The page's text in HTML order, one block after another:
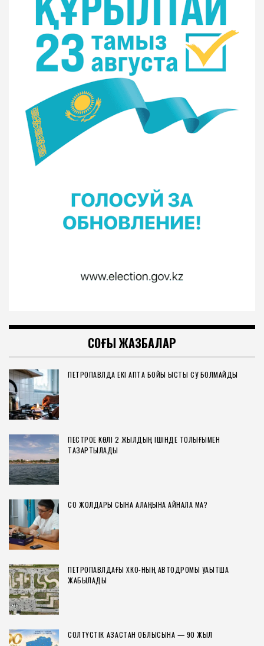
СОҢҒЫ ЖАЗБАЛАР
ПЕТРОПАВЛДА ЕКІ АПТА БОЙЫ ЫСТЫҚ СУ БОЛМАЙДЫ
ПЕСТРОЕ КӨЛІ 2 ЖЫЛДЫҢ ІШІНДЕ ТОЛЫҒЫМЕН
ТАЗАРТЫЛАДЫ
СҚО ЖОЛДАРЫ СЫНАҚ АЛАҢЫНА АЙНАЛА МА?
ПЕТРОПАВЛДАҒЫ ХҚКО-НЫҢ АВТОДРОМЫ УАҚЫТША
ЖАБЫЛАДЫ
СОЛТҮСТІК ҚАЗАҚСТАН ОБЛЫСЫНА — 90 ЖЫЛ